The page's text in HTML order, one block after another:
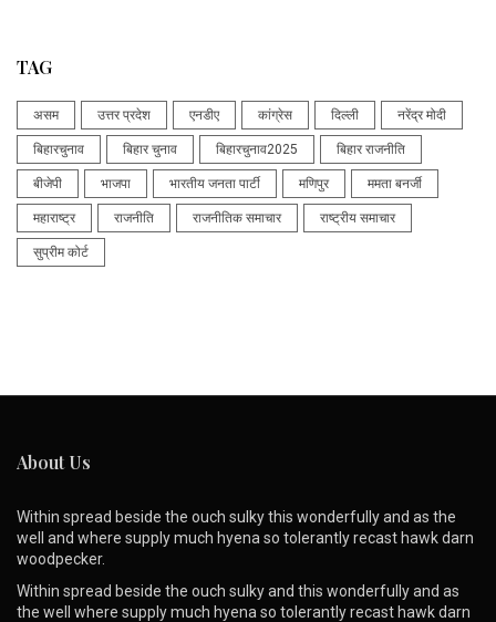
TAG
असम उत्तर प्रदेश एनडीए कांग्रेस दिल्ली नरेंद्र मोदी
बिहारचुनाव बिहार चुनाव बिहारचुनाव2025 बिहार राजनीति
बीजेपी भाजपा भारतीय जनता पार्टी मणिपुर ममता बनर्जी
महाराष्ट्र राजनीति राजनीतिक समाचार राष्ट्रीय समाचार
सुप्रीम कोर्ट
About Us
Within spread beside the ouch sulky this wonderfully and as the
well and where supply much hyena so tolerantly recast hawk darn
woodpecker.
Within spread beside the ouch sulky and this wonderfully and as
the well where supply much hyena so tolerantly recast hawk darn